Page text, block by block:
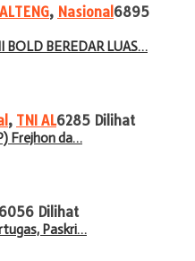
, Nasional 6895
BOLD BEREDAR LUAS…
, TNI AL6285 Dilihat
Frejhon da…
6056 Dilihat
Paskri…